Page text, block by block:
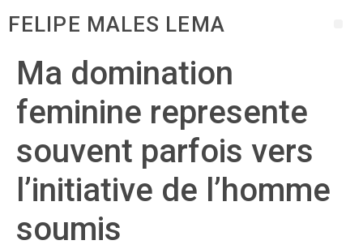
FELIPE MALES LEMA
Ma domination
feminine represente
souvent parfois vers
l’initiative de l’homme
soumis